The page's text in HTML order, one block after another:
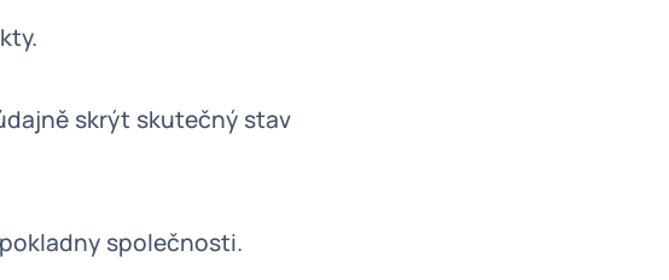
skrýt skutečný stav
společnosti.